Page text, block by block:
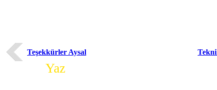
Teşekkürler Aysal
Yaz